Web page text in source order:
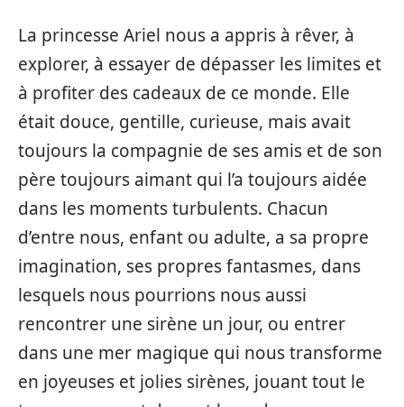
La princesse Ariel nous a appris à rêver, à
explorer, à essayer de dépasser les limites et
à profiter des cadeaux de ce monde. Elle
était douce, gentille, curieuse, mais avait
toujours la compagnie de ses amis et de son
père toujours aimant qui l’a toujours aidée
dans les moments turbulents. Chacun
d’entre nous, enfant ou adulte, a sa propre
imagination, ses propres fantasmes, dans
lesquels nous pourrions nous aussi
rencontrer une sirène un jour, ou entrer
dans une mer magique qui nous transforme
en joyeuses et jolies sirènes, jouant tout le